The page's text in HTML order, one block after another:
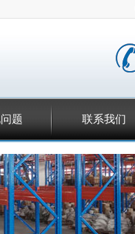
题 联系我们